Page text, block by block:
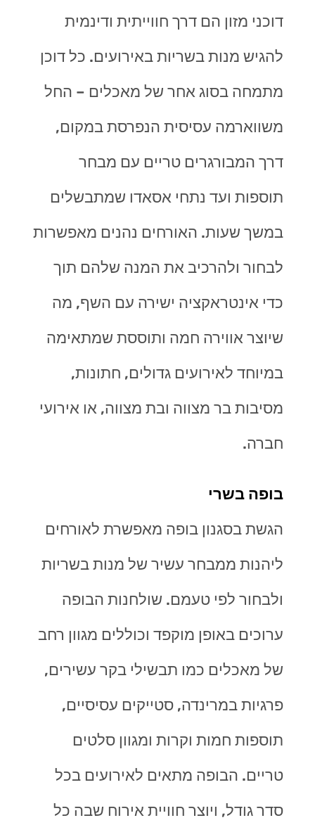
דוכני מזון הם דרך חווייתית ודינמית
להגיש מנות בשריות באירועים. כל דוכן
מתמחה בסוג אחר של מאכלים – החל
משווארמה עסיסית הנפרסת במקום,
דרך המבורגרים טריים עם מבחר
תוספות ועד נתחי אסאדו שמתבשלים
במשך שעות. האורחים נהנים מאפשרות
לבחור ולהרכיב את המנה שלהם תוך
כדי אינטראקציה ישירה עם השף, מה
שיוצר אווירה חמה ותוססת שמתאימה
במיוחד לאירועים גדולים, חתונות,
מסיבות בר מצווה ובת מצווה, או אירועי
חברה.
בופה בשרי
הגשת בסגנון בופה מאפשרת לאורחים
ליהנות ממבחר עשיר של מנות בשריות
ולבחור לפי טעמם. שולחנות הבופה
ערוכים באופן מוקפד וכוללים מגוון רחב
של מאכלים כמו תבשילי בקר עשירים,
פרגיות במרינדה, סטייקים עסיסיים,
תוספות חמות וקרות ומגוון סלטים
טריים. הבופה מתאים לאירועים בכל
סדר גודל, ויוצר חוויית אירוח שבה כל